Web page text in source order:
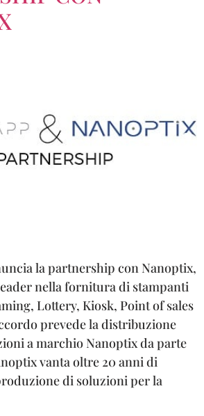
la partnership con Nanoptix,
nella fornitura di stampanti
Lottery, Kiosk, Point of sales
prevede la distribuzione
a marchio Nanoptix da parte
vanta oltre 20 anni di
di soluzioni per la